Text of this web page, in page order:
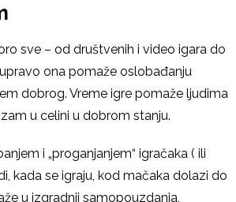
sve – od društvenih i video igara do
ona pomaže oslobađanju
dobrog. Vreme igre pomaže ljudima
u celini u dobrom stanju.
i „proganjanjem“ igračaka ( ili
kada se igraju, kod mačaka dolazi do
u izgradnji samopouzdanja,